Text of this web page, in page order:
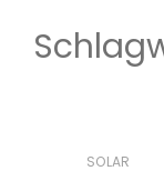
SOLAR